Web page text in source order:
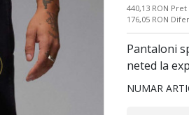
Pret obisnuit:
440,13 RON
Спестявате:
176,05 RON
Pantaloni
neted la
NUMAR